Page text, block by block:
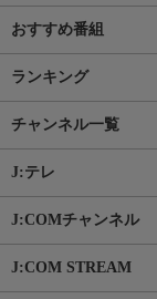
おすすめ番組
ランキング
チャンネル一覧
J:テレ
J:COMチャンネル
J:COM STREAM